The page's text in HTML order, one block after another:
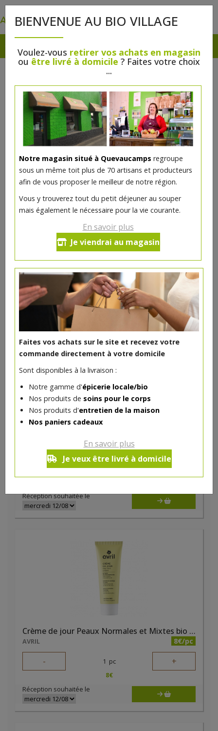
BIENVENUE AU BIO VILLAGE
Voulez-vous retirer vos achats en magasin
ou être livré à domicile ? Faites votre choix
...
Notre magasin situé à Quevaucamps regroupe
sous un même toit plus de 70 artisans et producteurs
afin de vous proposer le meilleur de notre région.
Vous y trouverez tout du petit déjeuner au souper
mais également le nécessaire pour la vie courante.
En savoir plus
Je viendrai au magasin
Faites vos achats sur le site et recevez votre
commande directement à votre domicile
Sont disponibles à la livraison :
Notre gamme d'épicerie locale/bio
Nos produits de soins pour le corps
Nos produits d'entretien de la maison
Nos paniers cadeaux
En savoir plus
Je veux être livré à domicile
Eau florale d'Hélichryse bio
200ml
Ce produit est indisponible pour le moment.
DANS LA MÊME CATÉGORIE ...
MANNAVITA 3.19€/pc
1 pc +
Réception souhaitée le
Crème de jour Peaux Normales et Mixtes bio 50ml
AVRIL 8€/pc
- 1 pc +
8€
Réception souhaitée le